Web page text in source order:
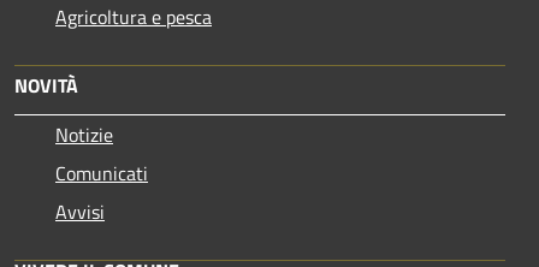
Agricoltura e pesca
NOVITÀ
Notizie
Comunicati
Avvisi